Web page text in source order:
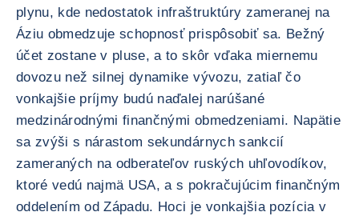
plynu, kde nedostatok infraštruktúry zameranej na
Áziu obmedzuje schopnosť prispôsobiť sa. Bežný
účet zostane v pluse, a to skôr vďaka miernemu
dovozu než silnej dynamike vývozu, zatiaľ čo
vonkajšie príjmy budú naďalej narúšané
medzinárodnými finančnými obmedzeniami. Napätie
sa zvýši s nárastom sekundárnych sankcií
zameraných na odberateľov ruských uhľovodíkov,
ktoré vedú najmä USA, a s pokračujúcim finančným
oddelením od Západu. Hoci je vonkajšia pozícia v